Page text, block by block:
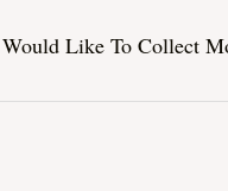
Like To Collect